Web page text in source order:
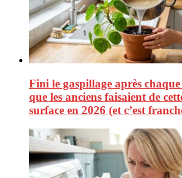
Fini le gaspillage après
que les anciens faisaient de
surface en 2026 (et c’est